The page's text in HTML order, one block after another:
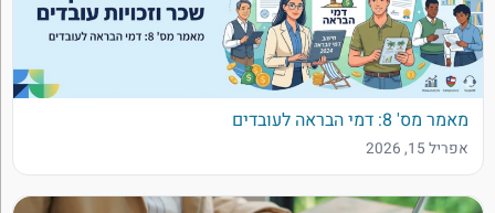
מאמר מס' 8: דמי הבראה לעובדים
אפריל 15, 2026